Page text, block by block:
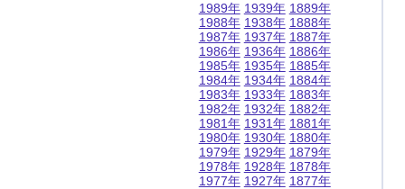
1989年
1988年
1987年
1986年
1985年
1984年
1983年
1982年
1981年
1980年
1979年
1978年
1977年
1939年
1938年
1937年
1936年
1935年
1934年
1933年
1932年
1931年
1930年
1929年
1928年
1927年
1889年
1888年
1887年
1886年
1885年
1884年
1883年
1882年
1881年
1880年
1879年
1878年
1877年